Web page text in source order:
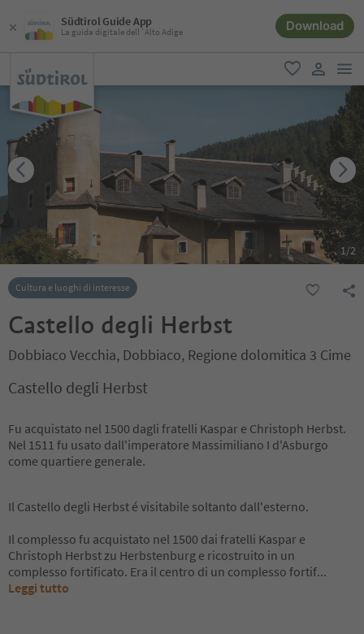
Südtirol Guide App
La guida digitale dell´Alto Adige Download
favoriti
user link
1/2
Cultura e luoghi di interesse
Castello degli Herbst
Dobbiaco Vecchia, Dobbiaco, Regione dolomitica 3 Cime
Castello degli Herbst
Fu acquistato nel 1500 dagli fratelli Kaspar e Christoph Herbst.
Nel 1511 fu usato dall'imperatore Massimiliano I d'Asburgo
come quartiere generale.
Il Castello degli Herbst é visitabile soltanto dall'esterno.
Il complesso fu acquistato nel 1500 dai fratelli Kaspar e
Christoph Herbst zu Herbstenburg e ricostruito in un
complesso fortificato. Era il centro di un complesso fortif...
Leggi tutto